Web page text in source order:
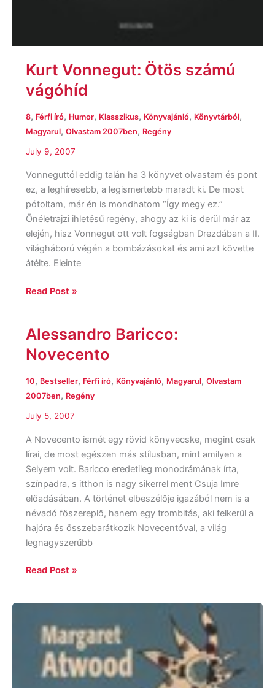
Kurt Vonnegut: Ötös számú
vágóhíd
8, Férfi író, Humor, Klasszikus, Könyvajánló, Könyvtárból,
Magyarul, Olvastam 2007ben, Regény
July 9, 2007
Vonneguttól eddig talán ha 3 könyvet olvastam és pont
ez, a leghíresebb, a legismertebb maradt ki. De most
pótoltam, már én is mondhatom “Így megy ez.”
Önéletrajzi ihletésű regény, ahogy az ki is derül már az
elején, hisz Vonnegut ott volt fogságban Drezdában a II.
világháború végén a bombázásokat és ami azt követte
átélte. Eleinte
Read Post »
Alessandro Baricco:
Novecento
10, Bestseller, Férfi író, Könyvajánló, Magyarul, Olvastam
2007ben, Regény
July 5, 2007
A Novecento ismét egy rövid könyvecske, megint csak
lírai, de most egészen más stílusban, mint amilyen a
Selyem volt. Baricco eredetileg monodrámának írta,
színpadra, s itthon is nagy sikerrel ment Csuja Imre
előadásában. A történet elbeszélője igazából nem is a
névadó főszereplő, hanem egy trombitás, aki felkerül a
hajóra és összebarátkozik Novecentóval, a világ
legnagyszerűbb
Alessandro
Novecento
Read Post »
Atwood:
Pénelopeia